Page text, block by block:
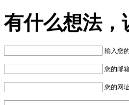
有什么想法，
输入您
您的邮
您的网址